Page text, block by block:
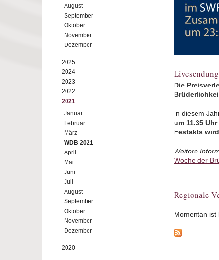
August
September
Oktober
November
Dezember
2025
2024
2023
2022
2021
Januar
Februar
März
WDB 2021
April
Mai
Juni
Juli
August
September
Oktober
November
Dezember
2020
Die
In diesem
um 11.35
Festakts
Weitere
Woche der
Regionale
Momentan ist